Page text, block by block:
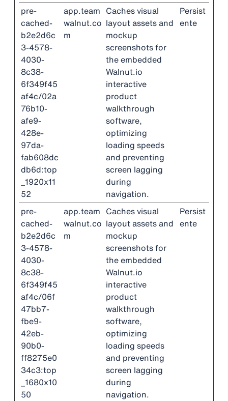
pre-
cached-
b2e2d6c
3-4578-
4030-
8c38-
6f349f45
af4c/02a
76b10-
afe9-
428e-
97da-
fab608dc
db6d:top
_1920x11
52
app.team
walnut.co
m
Caches visual
layout assets and
mockup
screenshots for
the embedded
Walnut.io
interactive
product
walkthrough
software,
optimizing
loading speeds
and preventing
screen lagging
during
navigation.
Persist
ente
pre-
cached-
b2e2d6c
3-4578-
4030-
8c38-
6f349f45
af4c/06f
47bb7-
fbe9-
42eb-
90b0-
ff8275e0
34c3:top
_1680x10
50
app.team
walnut.co
m
Caches visual
layout assets and
mockup
screenshots for
the embedded
Walnut.io
interactive
product
walkthrough
software,
optimizing
loading speeds
and preventing
screen lagging
during
navigation.
Persist
ente